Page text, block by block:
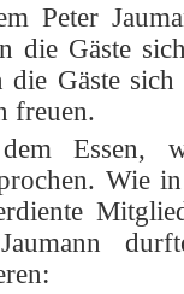
Peter
die Gäste
die Gäste
freuen.
Essen,
Wie